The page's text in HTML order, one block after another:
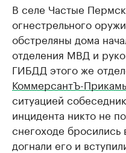
В селе Частые
огнестрельного
обстреляны дома
отделения МВД и
ГИБДД этого же
КоммерсантЪ-
ситуацией
инцидента никто не
снегоходе бросились
догнали его и